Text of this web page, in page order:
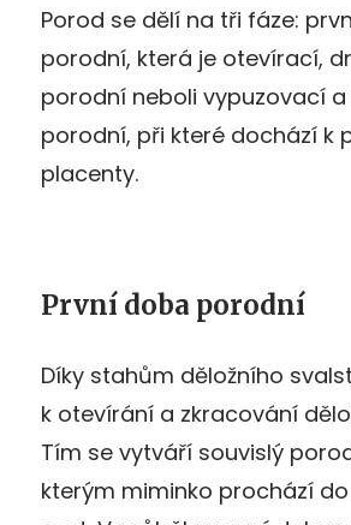
Porod se dělí na tři fáze:
porodní, která je otevírací,
porodní neboli vypuzovací
porodní, při které dochází k
placenty.
První doba porodní
Díky stahům děložního
k otevírání a zkracování
Tím se vytváří souvislý
kterým miminko prochází